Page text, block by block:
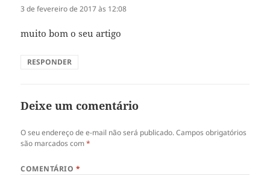
3 de fevereiro de 2017 às 12:08
muito bom o seu artigo
RESPONDER
Deixe um comentário
O seu endereço de e-mail não será publicado. Campos obrigatórios
são marcados com*
COMENTÁRIO *